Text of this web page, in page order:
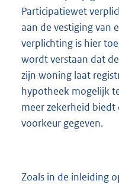
Participatiewet
aan de vestiging van
verplichting is hier
wordt verstaan dat
zijn woning laat
hypotheek mogelijk
meer zekerheid
voorkeur gegeven.
Zoals in de inleiding